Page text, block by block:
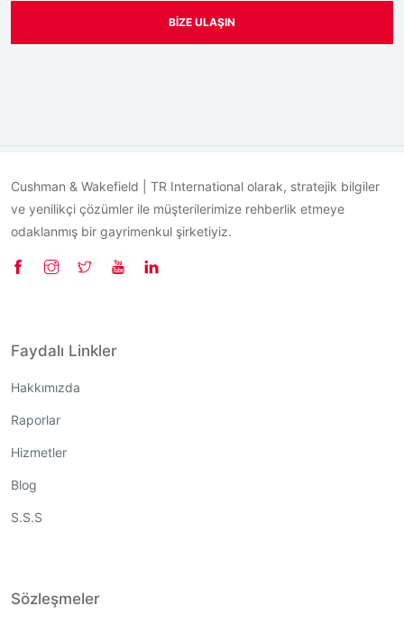
BIZE ULAŞIN
Cushman & Wakefield | TR International olarak, stratejik bilgiler
ve yenilikçi çözümler ile müşterilerimize rehberlik etmeye
odaklanmış bir gayrimenkul şirketiyiz.
Faydalı Linkler
Hakkımızda
Raporlar
Hizmetler
Blog
S.S.S
Sözleşmeler